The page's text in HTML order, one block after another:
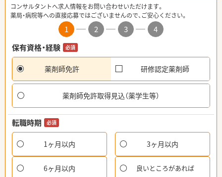
コンサルタントへ求人情報をお問い合わせいただけます。
薬局・病院等への直接応募ではございませんので、ご安心ください。
1 2 3
4
保有資格・経験
必須
薬剤師免許 研修認定薬剤師
薬剤師免許取得見込（薬学生等）
転職時期 必須
1ヶ月以内 3ヶ月以内
6ヶ月以内 良いところがあれば